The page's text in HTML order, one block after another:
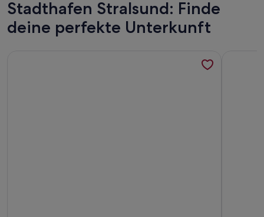
Stadthafen Stralsund: Finde
deine perfekte Unterkunft